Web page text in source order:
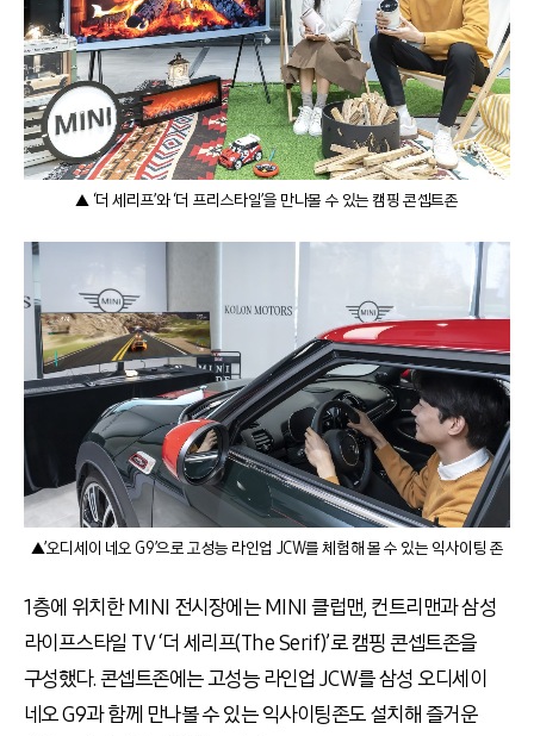
▲ ‘더 세리프’와 ‘더 프리스타일’을 만나볼 수 있는 캠핑 콘셉트존
▲’오디세이 네오 G9’으로 고성능 라인업 JCW를 체험해 볼 수 있는 익사이팅 존
1층에 위치한 MINI 전시장에는 MINI 클럽맨, 컨트리맨과 삼성
라이프스타일 TV ‘더 세리프(The Serif)’로 캠핑 콘셉트존을
구성했다. 콘셉트존에는 고성능 라인업 JCW를 삼성 오디세이
네오 G9과 함께 만나볼 수 있는 익사이팅존도 설치해 즐거운